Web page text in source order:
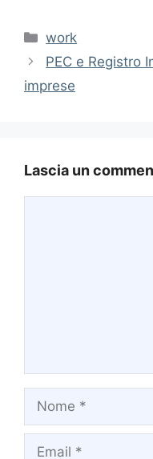
Categorie
work
PEC e Registro
imprese
Lascia un